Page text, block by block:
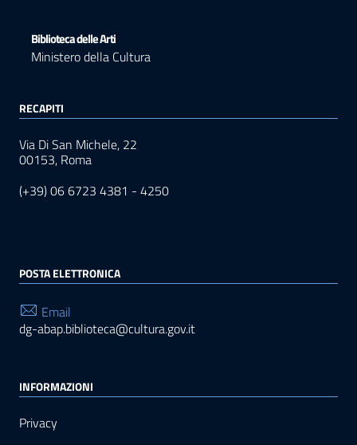
Biblioteca delle Arti
Ministero della Cultura
RECAPITI
Via Di San Michele, 22
00153, Roma
(+39) 06 6723 4381 - 4250
POSTA ELETTRONICA
Email
dg-abap.biblioteca@cultura.gov.it
INFORMAZIONI
Privacy